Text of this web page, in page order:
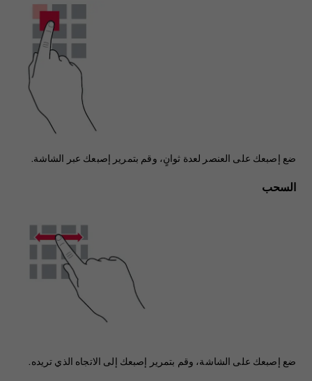
ضع إصبعك على العنصر لعدة ثوانٍ، وقم بتمرير إصبعك عبر الشاشة.
السحب
ضع إصبعك على الشاشة، وقم بتمرير إصبعك إلى الاتجاه الذي تريده.